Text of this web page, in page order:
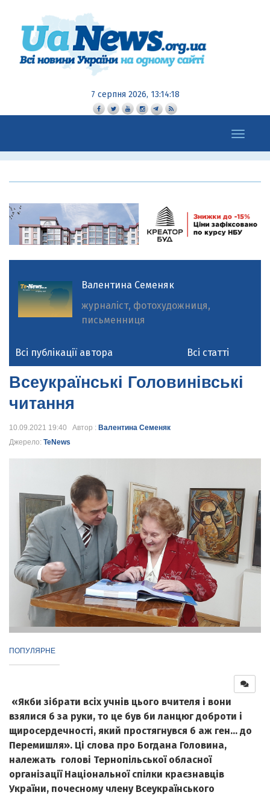
7 серпня 2026, 13:14:20
Toggle
navigation
Валентина Семеняк
журналіст, фотохудожниця,
письменниця
Всі публікації автора Всі статті
Всеукраїнські Головинівські
читання
10.09.2021 19:40 Автор : Валентина Семеняк
Джерело: TeNews
ПОПУЛЯРНЕ
«Якби зібрати всіх учнів цього вчителя і вони
взялися б за руки, то це був би ланцюг доброти і
щиросердечності, який простягнувся б аж ген… до
Перемишля». Ці слова про Богдана Головина,
належать голові Тернопільської обласної
організації Національної спілки краєзнавців
України, почесному члену Всеукраїнського